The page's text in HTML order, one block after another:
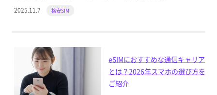
2025.11.7
格安SIM
eSIMにおすすめな通信キャリア
とは？2026年スマホの選び方を
ご紹介